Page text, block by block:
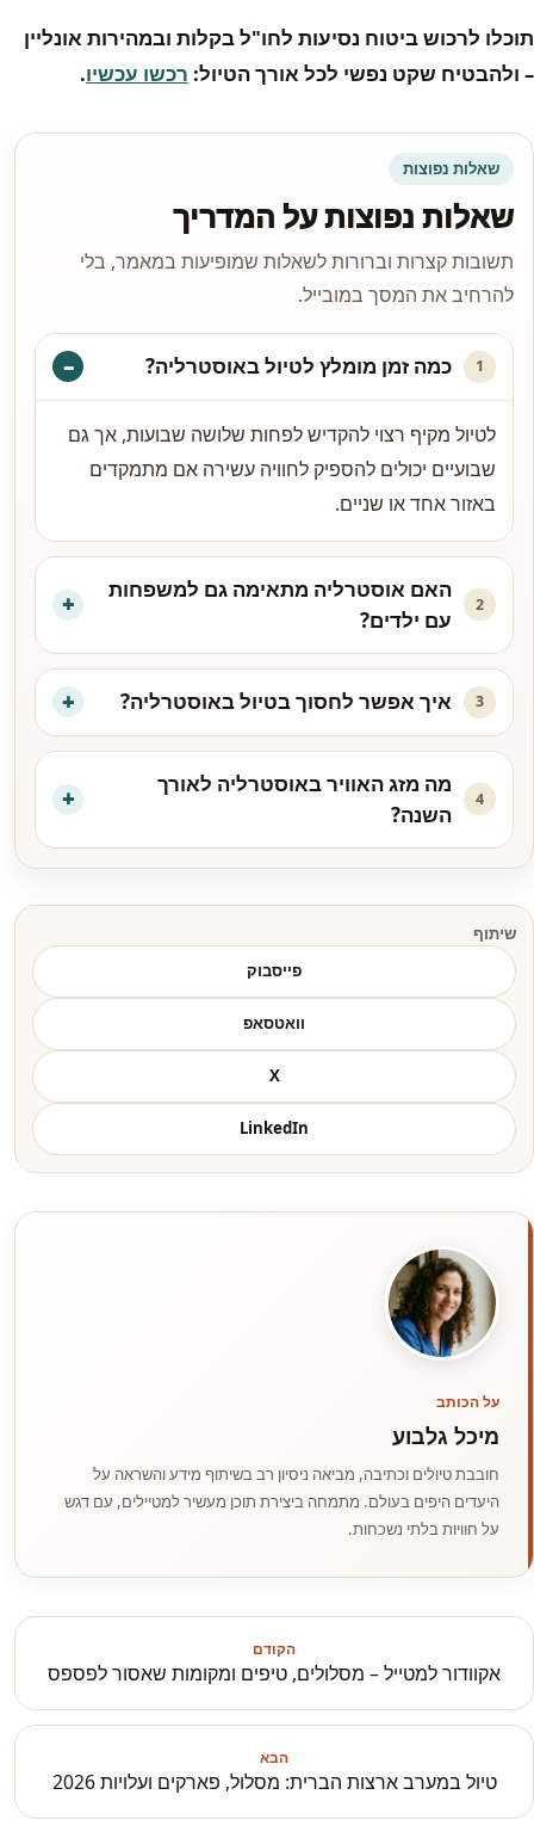
תוכלו לרכוש ביטוח נסיעות לחו"ל בקלות ובמהירות אונליין
– ולהבטיח שקט נפשי לכל אורך הטיול: רכשו עכשיו.
שאלות נפוצות
שאלות נפוצות על המדריך
תשובות קצרות וברורות לשאלות שמופיעות במאמר, בלי
להרחיב את המסך במובייל.
1 כמה זמן מומלץ לטיול באוסטרליה?
לטיול מקיף רצוי להקדיש לפחות שלושה שבועות, אך גם
שבועיים יכולים להספיק לחוויה עשירה אם מתמקדים
באזור אחד או שניים.
2
האם אוסטרליה מתאימה גם למשפחות
עם ילדים?
3 איך אפשר לחסוך בטיול באוסטרליה?
4
מה מזג האוויר באוסטרליה לאורך
השנה?
שיתוף
פייסבוק
וואטסאפ
X
LinkedIn
על הכותב
מיכל גלבוע
חובבת טיולים וכתיבה, מביאה ניסיון רב בשיתוף מידע והשראה על
היעדים היפים בעולם. מתמחה ביצירת תוכן מעשיר למטיילים, עם דגש
על חוויות בלתי נשכחות.
הקודם
אקוודור למטייל – מסלולים, טיפים ומקומות שאסור לפספס
הבא
טיול במערב ארצות הברית: מסלול, פארקים ועלויות 2026